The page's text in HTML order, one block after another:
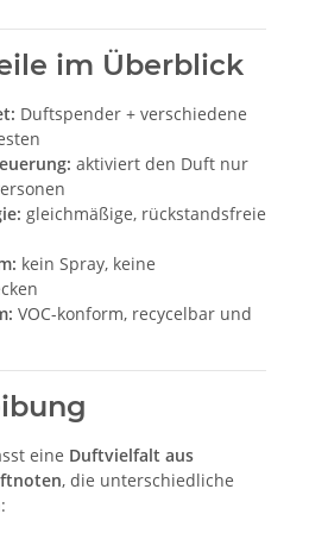
im Überblick
Duftspender + verschiedene
aktiviert den Duft nur
gleichmäßige, rückstandsfreie
kein Spray, keine
VOC-konform, recycelbar und
eine Duftvielfalt aus
, die unterschiedliche